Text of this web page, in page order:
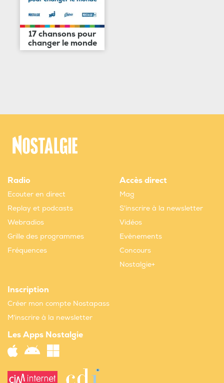
17 chansons pour
changer le monde
Radio
Ecouter en direct
Replay et podcasts
Webradios
Grille des programmes
Fréquences
Accès direct
Mag
S'inscrire à la newsletter
Vidéos
Evènements
Concours
Nostalgie+
Inscription
Créer mon compte Nostapass
M'inscrire à la newsletter
Les Apps Nostalgie